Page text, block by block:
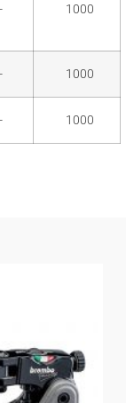
1000
1000
1000